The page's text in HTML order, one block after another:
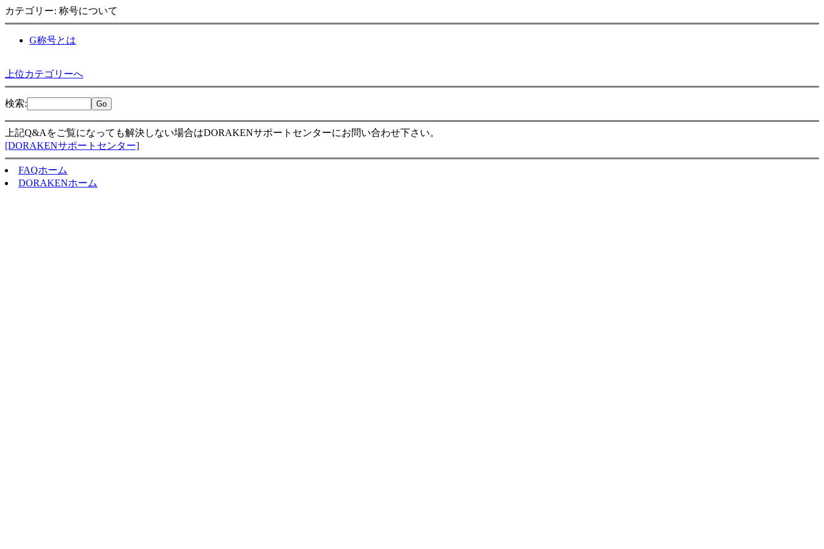
カテゴリー: 称号について
G称号とは
上位カテゴリーへ
検索:
上記Q&Aをご覧になっても解決しない場合はDORAKENサポートセンターにお問い合わせ下さい。
[DORAKENサポートセンター]
FAQホーム
DORAKENホーム